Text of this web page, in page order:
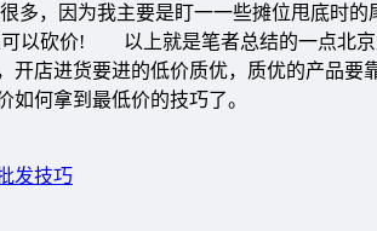
多，因为我主要是盯一一些摊位甩底时
可以砍价! 以上就是笔者总结的一点北
开店进货要进的低价质优，质优的产品
如何拿到最低价的技巧了。
发技巧